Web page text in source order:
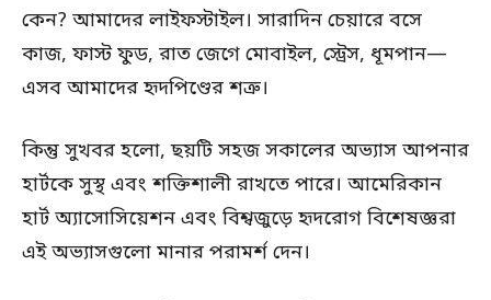
কেন? আমাদের লাইফস্টাইল। সারাদিন চেয়ারে বসে
কাজ, ফাস্ট ফুড, রাত জেগে মোবাইল, স্ট্রেস, ধূমপান—
এসব আমাদের হৃদপিণ্ডের শত্রু।
কিন্তু সুখবর হলো, ছয়টি সহজ সকালের অভ্যাস আপনার
হার্টকে সুস্থ এবং শক্তিশালী রাখতে পারে। আমেরিকান
হার্ট অ্যাসোসিয়েশন এবং বিশ্বজুড়ে হৃদরোগ বিশেষজ্ঞরা
এই অভ্যাসগুলো মানার পরামর্শ দেন।